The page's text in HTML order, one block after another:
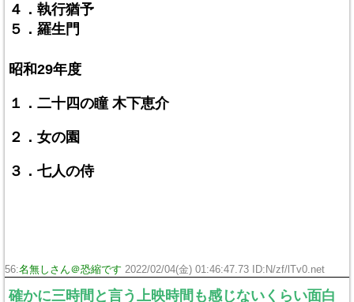
４．執行猶予
５．羅生門
昭和29年度
１．二十四の瞳 木下恵介
２．女の園
３．七人の侍
56:名無しさん＠恐縮です 2022/02/04(金) 01:46:47.73 ID:N/zf/lTv0.net
確かに三時間と言う上映時間も感じないくらい面白